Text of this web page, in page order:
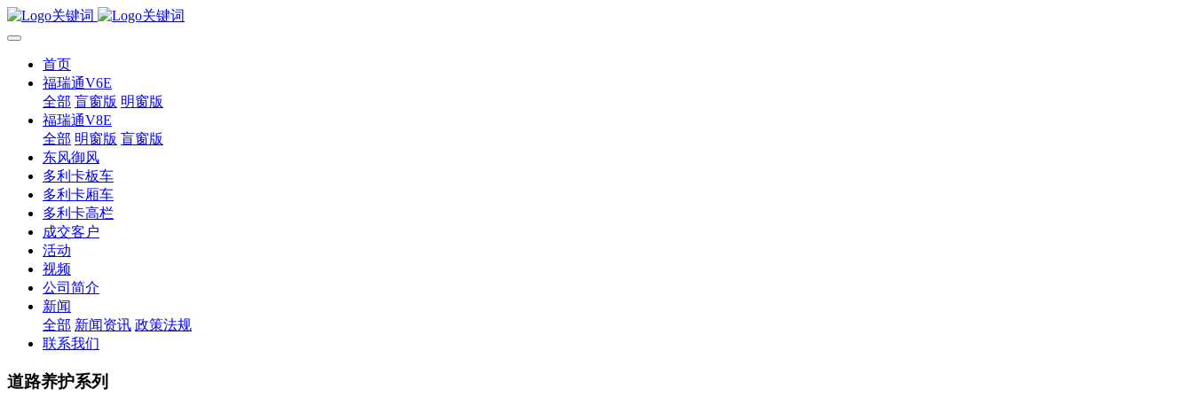
首页
福瑞通V6E
全部 盲窗版 明窗版
福瑞通V8E
全部 明窗版 盲窗版
东风御风
多利卡板车
多利卡厢车
多利卡高栏
成交客户
活动
视频
公司简介
新闻
全部 新闻资讯 政策法规
联系我们
道路养护系列